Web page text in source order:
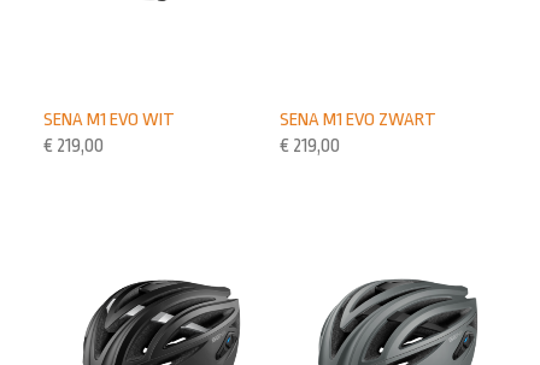
SENA M1 EVO ZWART
€ 219,00
SENA M1 EVO WIT
€ 219,00